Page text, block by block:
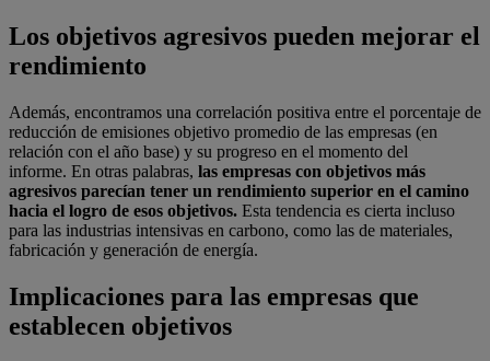
Los objetivos agresivos pueden mejorar el
rendimiento
Además, encontramos una correlación positiva entre el porcentaje de
reducción de emisiones objetivo promedio de las empresas (en
relación con el año base) y su progreso en el momento del
informe. En otras palabras, las empresas con objetivos más
agresivos parecían tener un rendimiento superior en el camino
hacia el logro de esos objetivos. Esta tendencia es cierta incluso
para las industrias intensivas en carbono, como las de materiales,
fabricación y generación de energía.
Implicaciones para las empresas que
establecen objetivos